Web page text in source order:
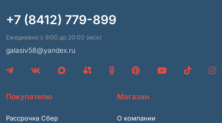
+7 (8412) 779-899
Ежедневно с 9:00 до 20:00 (мск)
galasiv58@yandex.ru
Покупателю
Рассрочка Сбер
Магазин
О компании